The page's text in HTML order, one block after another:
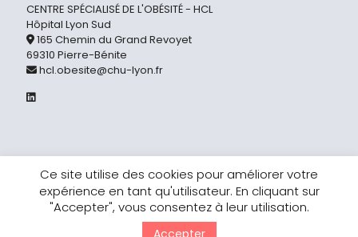
CENTRE SPÉCIALISÉ DE L'OBÉSITÉ - HCL
Hôpital Lyon Sud
165 Chemin du Grand Revoyet
69310 Pierre-Bénite
hcl.obesite@chu-lyon.fr
© 2022 Centre Spécialisé de l'Obésité H.C.L -
Mentions
légales
Ce site utilise des cookies pour améliorer votre
expérience en tant qu'utilisateur. En cliquant sur
"Accepter", vous consentez à leur utilisation.
Accepter